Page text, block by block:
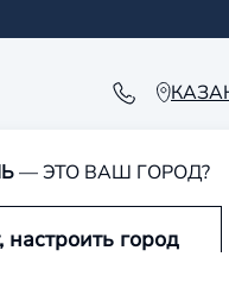
— ЭТО ВАШ ГОРОД?
нет, настроить город